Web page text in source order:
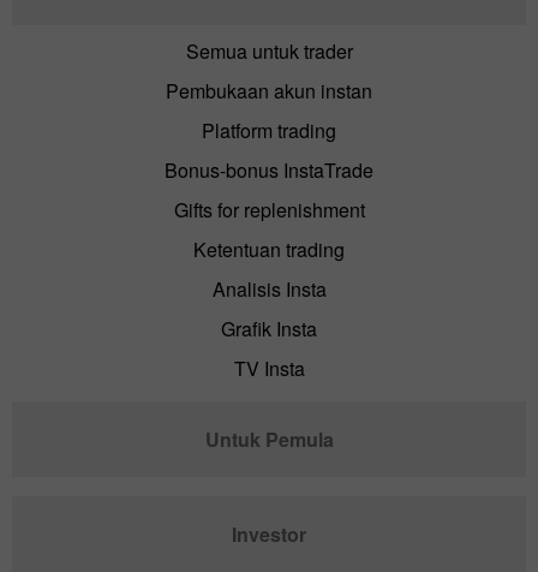
Semua untuk trader
Pembukaan akun instan
Platform trading
Bonus-bonus InstaTrade
Gifts for replenishment
Ketentuan trading
Analisis Insta
Grafik Insta
TV Insta
Untuk Pemula
Investor